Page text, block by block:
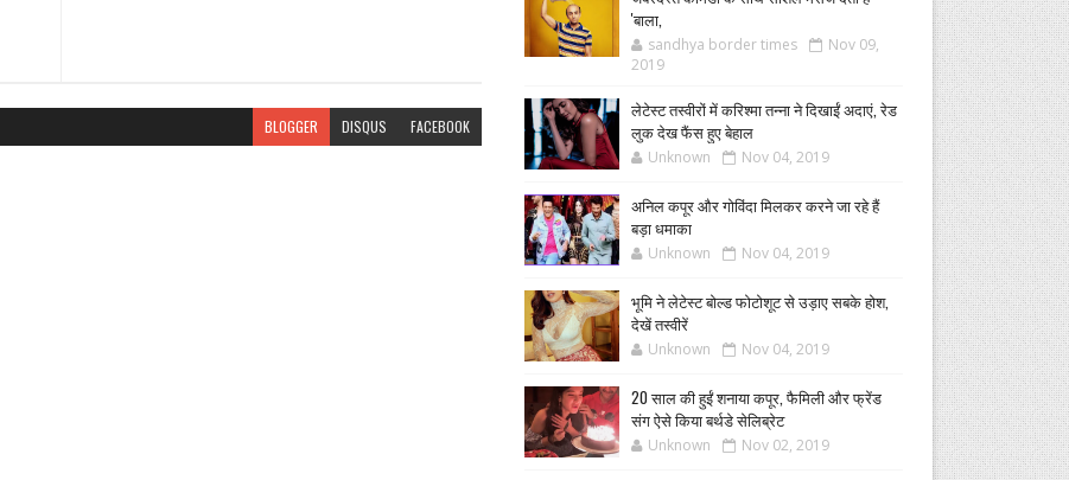
BLOGGER DISQUS FACEBOOK
'बाला,
sandhya border times
Nov 09,
2019
लेटेस्ट तस्वीरों में करिश्मा तन्ना ने दिखाईं अदाएं, रेड
लुक देख फैंस हुए बेहाल
Unknown Nov 04, 2019
अनिल कपूर और गोविंदा मिलकर करने जा रहे हैं
बड़ा धमाका
Unknown Nov 04, 2019
भूमि ने लेटेस्ट बोल्ड फोटोशूट से उड़ाए सबके होश,
देखें तस्वीरें
Unknown Nov 04, 2019
20 साल की हुईं शनाया कपूर, फैमिली और फ्रेंड
संग ऐसे किया बर्थडे सेलिब्रेट
Unknown Nov 02, 2019